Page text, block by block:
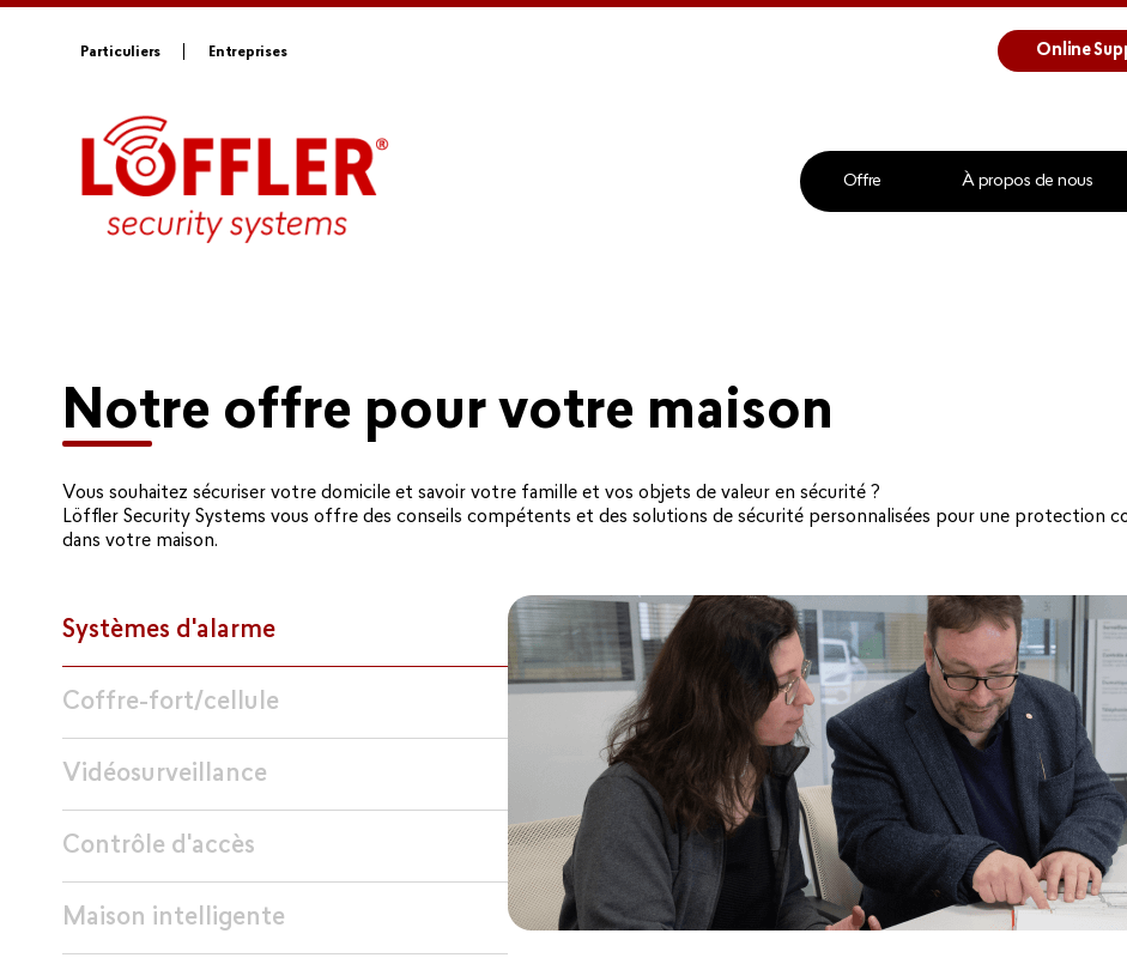
Particuliers Entreprises Online
Offre À propos de nous
Notre offre pour votre maison
Vous souhaitez sécuriser votre domicile et savoir votre famille et vos objets de valeur en sécurité ?
Löffler Security Systems vous offre des conseils compétents et des solutions de sécurité personnalisées pour une protection
dans votre maison.
Systèmes d'alarme
Coffre-fort/cellule
Vidéosurveillance
Contrôle d'accès
Maison intelligente